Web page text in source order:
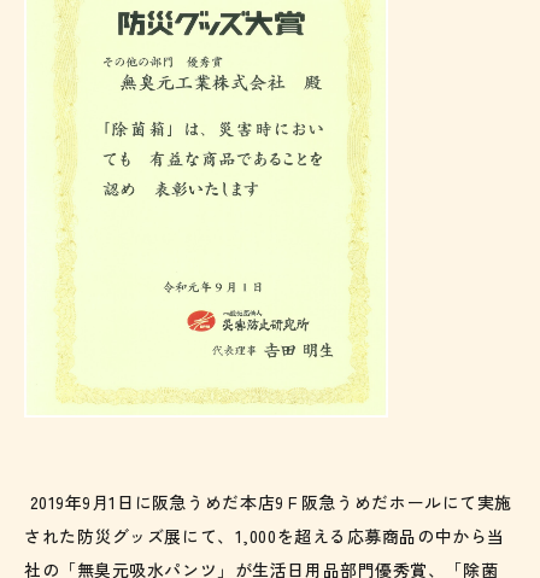
2019年9月1日に阪急うめだ本店9Ｆ阪急うめだホールにて実施
された防災グッズ展にて、1,000を超える応募商品の中から当
社の「無臭元吸水パンツ」が生活日用品部門優秀賞、「除菌